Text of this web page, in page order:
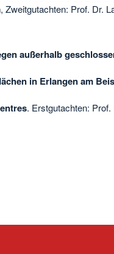
Prof. Dr.
außerhalb
in Erlangen am
. Erstgutachten: